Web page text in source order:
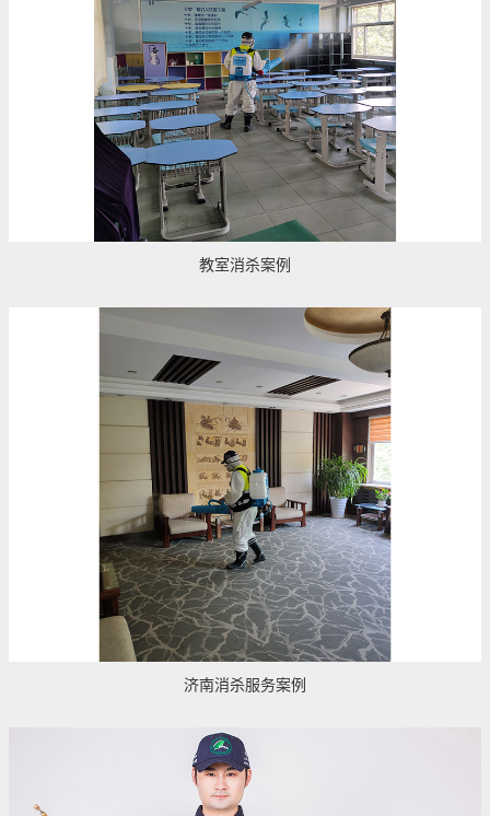
教室消杀案例
济南消杀服务案例